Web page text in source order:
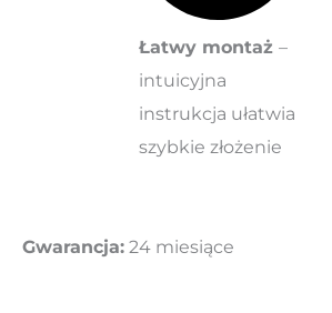
Łatwy montaż –
intuicyjna
instrukcja ułatwia
szybkie złożenie
Gwarancja: 24 miesiące